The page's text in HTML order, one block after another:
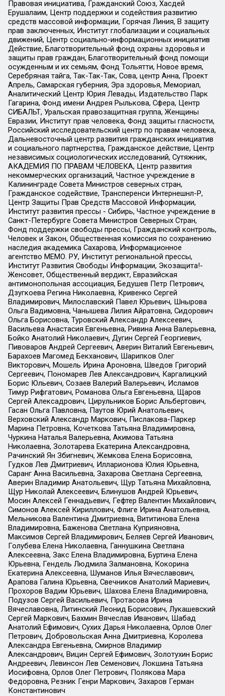
Правовая инициатива, Гражданский Союз, Хасдей
Ерушалаим, Центр поддержки и содействия развитию
средств массовой информации, Горячая Линия, В защиту
прав заключенных, Институт глобализации и социальных
движений, Центр социально-информационных инициатив
Действие, Благотворительный фонд охраны здоровья и
защиты прав граждан, Благотворительный фонд помощи
осужденным и их семьям, Фонд Тольятти, Новое время,
Серебряная тайга, Так-Так-Так, Сова, центр Анна, Проект
Апрель, Самарская губерния, Эра здоровья, Мемориал,
Аналитический Центр Юрия Левады, Издательство Парк
Гагарина, Фонд имени Андрея Рылькова, Сфера, Центр
СИБАЛЬТ, Уральская правозащитная группа, Женщины
Евразии, Институт прав человека, Фонд защиты гласности,
Российский исследовательский центр по правам человека,
Дальневосточный центр развития гражданских инициатив
и социального партнерства, Гражданское действие, Центр
независимых социологических исследований, Сутяжник,
АКАДЕМИЯ ПО ПРАВАМ ЧЕЛОВЕКА, Центр развития
некоммерческих организаций, Частное учреждение в
Калининграде Совета Министров северных стран,
Гражданское содействие, Трансперенси Интернешнл-Р,
Центр Защиты Прав Средств Массовой Информации,
Институт развития прессы - Сибирь, Частное учреждение в
Санкт-Петербурге Совета Министров Северных Стран,
Фонд поддержки свободы прессы, Гражданский контроль,
Человек и Закон, Общественная комиссия по сохранению
наследия академика Сахарова, Информационное
агентство МЕМО. РУ, Институт региональной прессы,
Институт Развития Свободы Информации, Экозащита!-
Женсовет, Общественный вердикт, Евразийская
антимонопольная ассоциация, Бедушев Петр Петрович,
Дзугкоева Регина Николаевна, Кривенко Сергей
Владимирович, Милославский Павел Юрьевич, Шнырова
Ольга Вадимовна, Чанышева Лилия Айратовна, Сидорович
Ольга Борисовна, Туровский Александр Алексеевич,
Васильева Анастасия Евгеньевна, Ривина Анна Валерьевна,
Бойко Анатолий Николаевич, Дугин Сергей Георгиевич,
Пивоваров Андрей Сергеевич, Аверин Виталий Евгеньевич,
Барахоев Магомед Бекханович, Шарипков Олег
Викторович, Мошель Ирина Ароновна, Шведов Григорий
Сергеевич, Пономарев Лев Александрович, Каргалицкий
Борис Юльевич, Созаев Валерий Валерьевич, Исламов
Тимур Рифгатович, Романова Ольга Евгеньевна, Щаров
Сергей Алексадрович, Цирульников Борис Альбертович,
Гасан Ольга Павловна, Паутов Юрий Анатольевич,
Верховский Александр Маркович, Пислакова-Паркер
Марина Петровна, Кочеткова Татьяна Владимировна,
Чуркина Наталья Валерьевна, Акимова Татьяна
Николаевна, Золотарева Екатерина Александровна,
Рачинский Ян Збигневич, Жемкова Елена Борисовна,
Гудков Лев Дмитриевич, Илларионова Юлия Юрьевна,
Саранг Анна Васильевна, Захарова Светлана Сергеевна,
Аверин Владимир Анатольевич, Щур Татьяна Михайловна,
Щур Николай Алексеевич, Блинушов Андрей Юрьевич,
Мосин Алексей Геннадьевич, Гефтер Валентин Михайлович,
Симонов Алексей Кириллович, Флиге Ирина Анатольевна,
Мельникова Валентина Дмитриевна, Вититинова Елена
Владимировна, Баженова Светлана Куприяновна,
Максимов Сергей Владимирович, Беляев Сергей Иванович,
Голубева Елена Николаевна, Ганнушкина Светлана
Алексеевна, Закс Елена Владимировна, Буртина Елена
Юрьевна, Гендель Людмила Залмановна, Кокорина
Екатерина Алексеевна, Шуманов Илья Вячеславович,
Арапова Галина Юрьевна, Свечников Анатолий Мариевич,
Прохоров Вадим Юрьевич, Шахова Елена Владимировна,
Подузов Сергей Васильевич, Протасова Ирина
Вячеславовна, Литинский Леонид Борисович, Лукашевский
Сергей Маркович, Бахмин Вячеслав Иванович, Шабад
Анатолий Ефимович, Сухих Дарья Николаевна, Орлов Олег
Петрович, Добровольская Анна Дмитриевна, Королева
Александра Евгеньевна, Смирнов Владимир
Александрович, Вицин Сергей Ефимович, Золотухин Борис
Андреевич, Левинсон Лев Семенович, Локшина Татьяна
Иосифовна, Орлов Олег Петрович, Полякова Мара
Федоровна, Резник Генри Маркович, Захаров Герман
Константинович